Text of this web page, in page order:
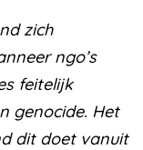
zich
ngo’s
feitelijk
genocide. Het
dit doet vanuit